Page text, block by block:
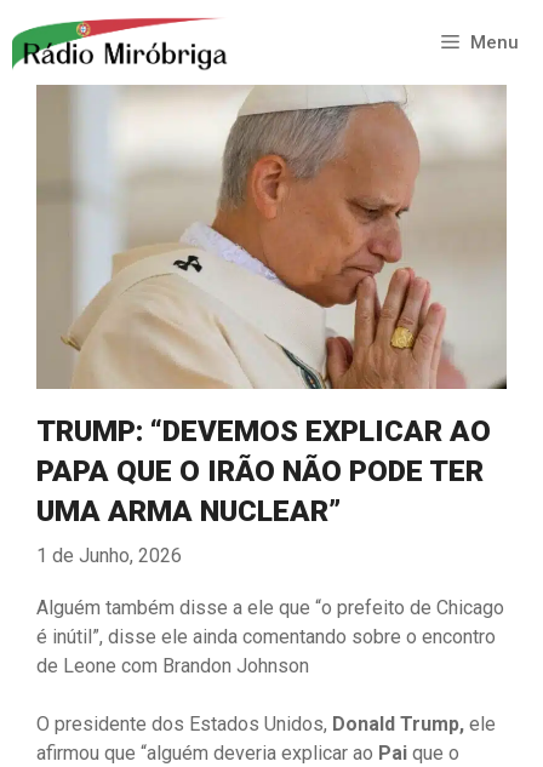
para
Menu
TRUMP: “DEVEMOS EXPLICAR AO
PAPA QUE O IRÃO NÃO PODE TER
UMA ARMA NUCLEAR”
1 de Junho, 2026
Alguém também disse a ele que “o prefeito de Chicago
é inútil”, disse ele ainda comentando sobre o encontro
de Leone com Brandon Johnson
O presidente dos Estados Unidos, Donald Trump, ele
afirmou que “alguém deveria explicar ao Pai que o